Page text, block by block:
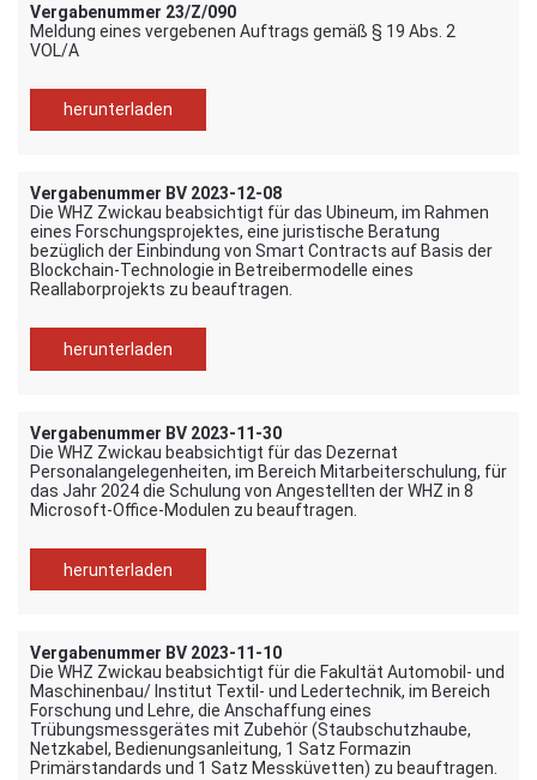
Vergabenummer 23/Z/090
Meldung eines vergebenen Auftrags gemäß § 19 Abs. 2
VOL/A
herunterladen
Vergabenummer BV 2023-12-08
Die WHZ Zwickau beabsichtigt für das Ubineum, im Rahmen
eines Forschungsprojektes, eine juristische Beratung
bezüglich der Einbindung von Smart Contracts auf Basis der
Blockchain-Technologie in Betreibermodelle eines
Reallaborprojekts zu beauftragen.
herunterladen
Vergabenummer BV 2023-11-30
Die WHZ Zwickau beabsichtigt für das Dezernat
Personalangelegenheiten, im Bereich Mitarbeiterschulung, für
das Jahr 2024 die Schulung von Angestellten der WHZ in 8
Microsoft-Office-Modulen zu beauftragen.
herunterladen
Vergabenummer BV 2023-11-10
Die WHZ Zwickau beabsichtigt für die Fakultät Automobil- und
Maschinenbau/ Institut Textil- und Ledertechnik, im Bereich
Forschung und Lehre, die Anschaffung eines
Trübungsmessgerätes mit Zubehör (Staubschutzhaube,
Netzkabel, Bedienungsanleitung, 1 Satz Formazin
Primärstandards und 1 Satz Messküvetten) zu beauftragen.